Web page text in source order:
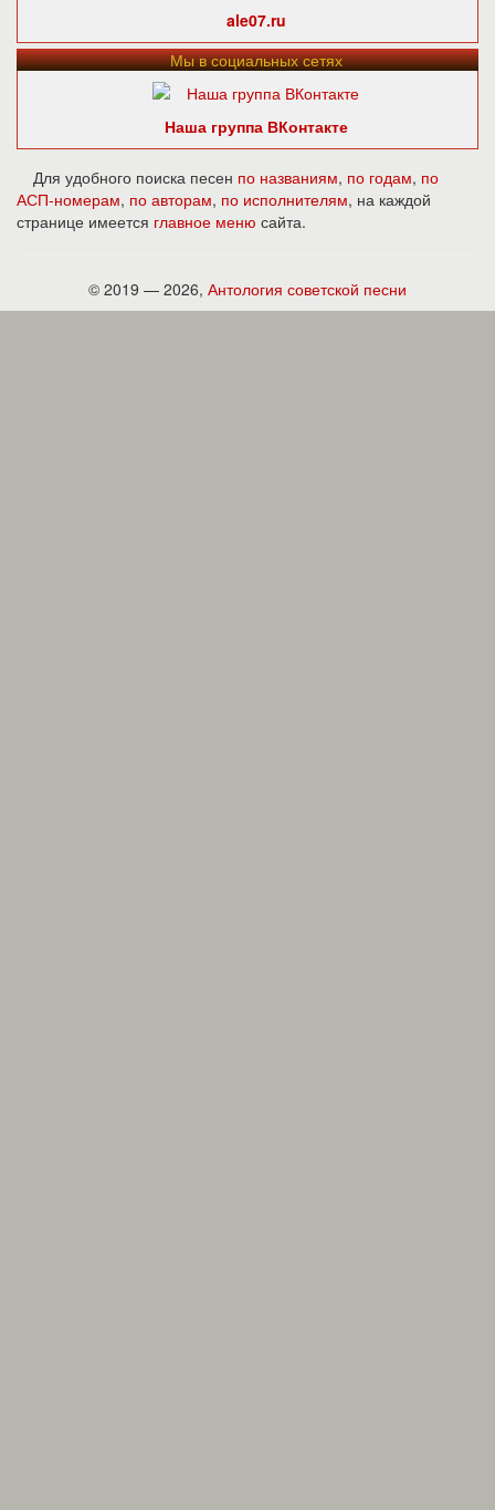
ale07.ru
Мы в социальных сетях
Наша группа ВКонтакте
Для удобного поиска песен по названиям, по годам, по
АСП-номерам, по авторам, по исполнителям, на каждой
странице имеется главное меню сайта.
© 2019 — 2026, Антология советской песни